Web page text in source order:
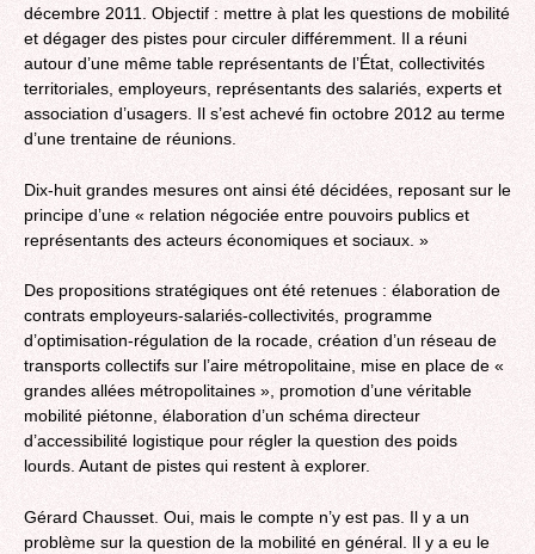
décembre 2011. Objectif : mettre à plat les questions de mobilité
et dégager des pistes pour circuler différemment. Il a réuni
autour d’une même table représentants de l’État, collectivités
territoriales, employeurs, représentants des salariés, experts et
association d’usagers. Il s’est achevé fin octobre 2012 au terme
d’une trentaine de réunions.
Dix-huit grandes mesures ont ainsi été décidées, reposant sur le
principe d’une « relation négociée entre pouvoirs publics et
représentants des acteurs économiques et sociaux. »
Des propositions stratégiques ont été retenues : élaboration de
contrats employeurs-salariés-collectivités, programme
d’optimisation-régulation de la rocade, création d’un réseau de
transports collectifs sur l’aire métropolitaine, mise en place de «
grandes allées métropolitaines », promotion d’une véritable
mobilité piétonne, élaboration d’un schéma directeur
d’accessibilité logistique pour régler la question des poids
lourds. Autant de pistes qui restent à explorer.
Gérard Chausset. Oui, mais le compte n’y est pas. Il y a un
problème sur la question de la mobilité en général. Il y a eu le